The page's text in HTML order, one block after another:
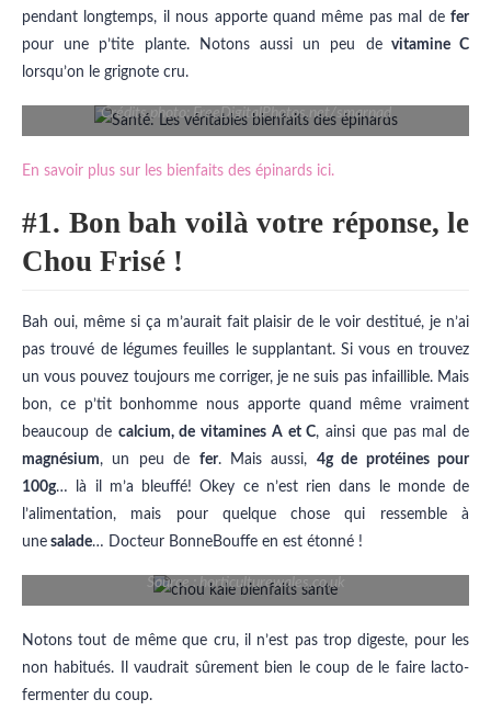
pendant longtemps, il nous apporte quand même pas mal de fer
pour une p’tite plante. Notons aussi un peu devitamine C
lorsqu’on le grignote cru.
Crédits photo: FreeDigitalPhotos.net/smarnad
En savoir plus sur les bienfaits des épinards ici.
#1. Bon bah voilà votre réponse, le
Chou Frisé !
Bah oui, même si ça m’aurait fait plaisir de le voir destitué, je n’ai
pas trouvé de légumes feuilles le supplantant. Si vous en trouvez
un vous pouvez toujours me corriger, je ne suis pas infaillible. Mais
bon, ce p’tit bonhomme nous apporte quand même vraiment
beaucoup de calcium, de vitamines A et C, ainsi que pas mal de
magnésium, un peu de fer. Mais aussi, 4g de protéines pour
100g… là il m’a bleuffé! Okey ce n’est rien dans le monde de
l’alimentation, mais pour quelque chose qui ressemble à
une salade… Docteur BonneBouffe en est étonné !
Source : horticulturewales.co.uk
Notons tout de même que cru, il n’est pas trop digeste, pour les
non habitués. Il vaudrait sûrement bien le coup de le faire lacto-
fermenter du coup.